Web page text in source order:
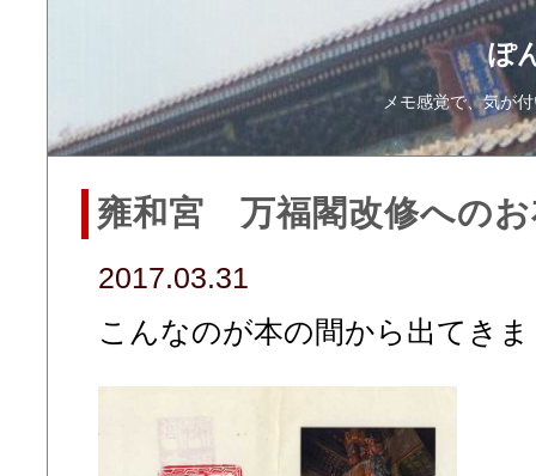
ぽ
メモ感覚で、気が
雍和宮 万福閣改修へのお
2017.03.31
こんなのが本の間から出てき